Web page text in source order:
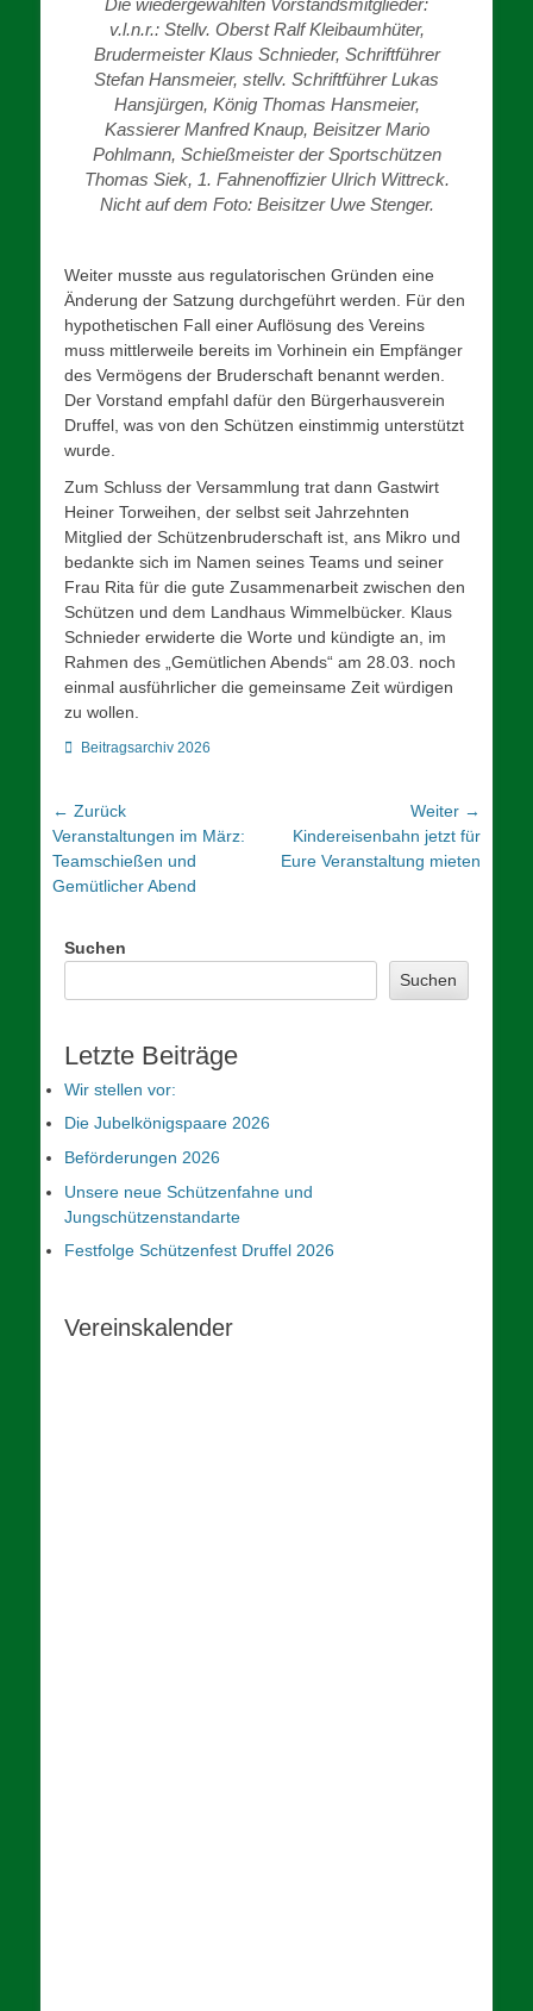
Die wiedergewählten Vorstandsmitglieder:
v.l.n.r.: Stellv. Oberst Ralf Kleibaumhüter,
Brudermeister Klaus Schnieder, Schriftführer
Stefan Hansmeier, stellv. Schriftführer Lukas
Hansjürgen, König Thomas Hansmeier,
Kassierer Manfred Knaup, Beisitzer Mario
Pohlmann, Schießmeister der Sportschützen
Thomas Siek, 1. Fahnenoffizier Ulrich Wittreck.
Nicht auf dem Foto: Beisitzer Uwe Stenger.
Weiter musste aus regulatorischen Gründen eine
Änderung der Satzung durchgeführt werden. Für den
hypothetischen Fall einer Auflösung des Vereins
muss mittlerweile bereits im Vorhinein ein Empfänger
des Vermögens der Bruderschaft benannt werden.
Der Vorstand empfahl dafür den Bürgerhausverein
Druffel, was von den Schützen einstimmig unterstützt
wurde.
Zum Schluss der Versammlung trat dann Gastwirt
Heiner Torweihen, der selbst seit Jahrzehnten
Mitglied der Schützenbruderschaft ist, ans Mikro und
bedankte sich im Namen seines Teams und seiner
Frau Rita für die gute Zusammenarbeit zwischen den
Schützen und dem Landhaus Wimmelbücker. Klaus
Schnieder erwiderte die Worte und kündigte an, im
Rahmen des „Gemütlichen Abends“ am 28.03. noch
einmal ausführlicher die gemeinsame Zeit würdigen
zu wollen.
Kategorien
Beitragsarchiv 2026
Beitrags-
Navigation
← Zurück
Vorheriger
Beitrag:
Veranstaltungen im März:
Teamschießen und
Gemütlicher Abend
Weiter →
Nächster
Beitrag:
Kindereisenbahn jetzt für
Eure Veranstaltung mieten
Suchen
Suchen
Letzte Beiträge
Wir stellen vor:
Die Jubelkönigspaare 2026
Beförderungen 2026
Unsere neue Schützenfahne und
Jungschützenstandarte
Festfolge Schützenfest Druffel 2026
Vereinskalender